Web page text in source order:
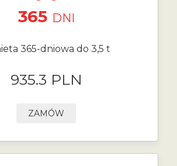
365 DNI
365-dniowa do 3,5 t
935.3 PLN
ZAMÓW